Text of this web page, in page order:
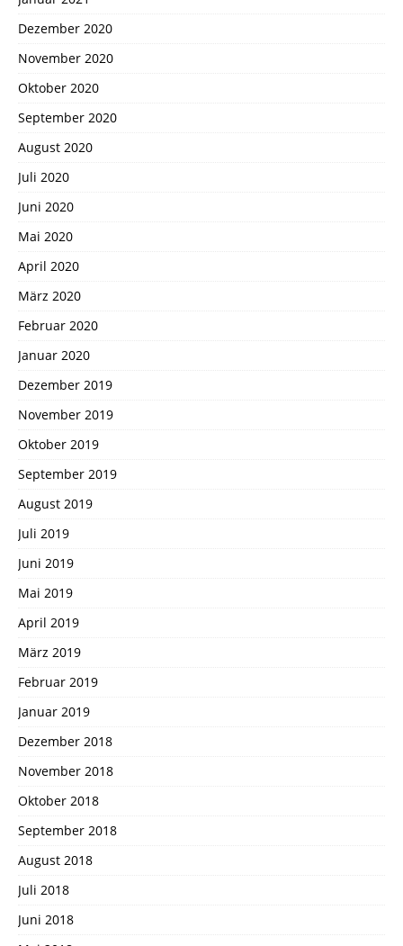
Dezember 2020
November 2020
Oktober 2020
September 2020
August 2020
Juli 2020
Juni 2020
Mai 2020
April 2020
März 2020
Februar 2020
Januar 2020
Dezember 2019
November 2019
Oktober 2019
September 2019
August 2019
Juli 2019
Juni 2019
Mai 2019
April 2019
März 2019
Februar 2019
Januar 2019
Dezember 2018
November 2018
Oktober 2018
September 2018
August 2018
Juli 2018
Juni 2018